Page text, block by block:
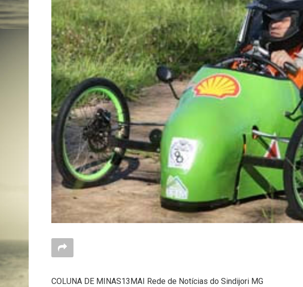
COLUNA DE MINAS13MAI Rede de Notícias do Sindijori MG